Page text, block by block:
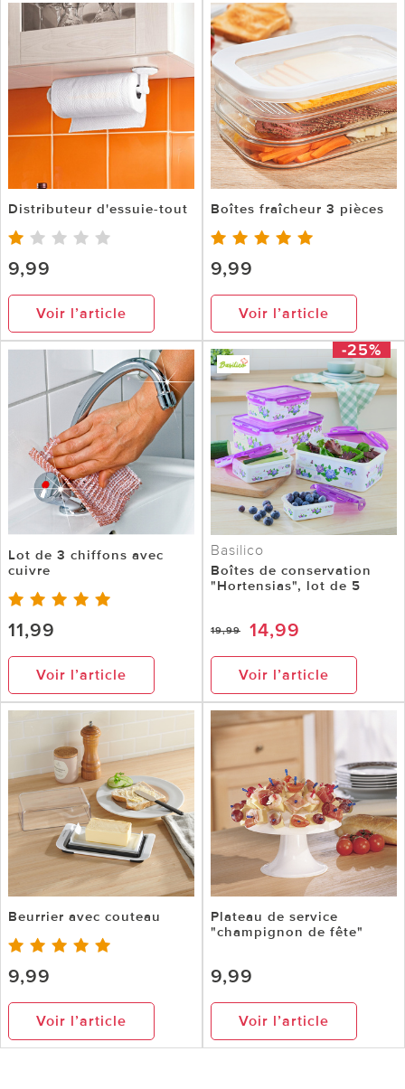
Distributeur d'essuie-tout
9,99
Voir l’article
Boîtes fraîcheur 3 pièces
9,99
Voir l’article
Lot de 3 chiffons avec
cuivre
11,99
Voir l’article
-25%
Basilico
Boîtes de conservation
"Hortensias", lot de 5
19,99 14,99
Voir l’article
Beurrier avec couteau
9,99
Voir l’article
Plateau de service
"champignon de fête"
9,99
Voir l’article